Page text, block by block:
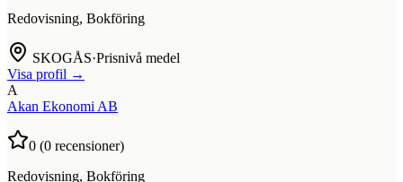
Redovisning, Bokföring
SKOGÅS·Prisnivå medel
Visa profil →
A
Akan Ekonomi AB
0 (0 recensioner)
Redovisning, Bokföring